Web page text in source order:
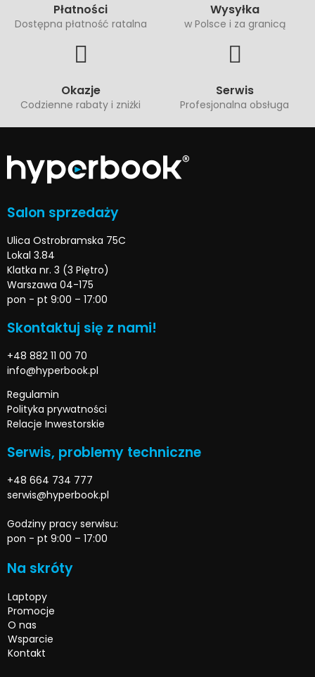
Płatności
Dostępna płatność ratalna
Wysyłka
w Polsce i za granicą
Okazje
Codzienne rabaty i zniżki
Serwis
Profesjonalna obsługa
Salon sprzedaży
Ulica Ostrobramska 75C
Lokal 3.84
Klatka nr. 3 (3 Piętro)
Warszawa 04-175
pon - pt 9:00 – 17:00
Skontaktuj się z nami!
+48 882 11 00 70
info@hyperbook.pl
Regulamin
Polityka prywatności
Relacje Inwestorskie
Serwis, problemy techniczne
+48 664 734 777
serwis@hyperbook.pl
Godziny pracy serwisu:
pon - pt 9:00 – 17:00
Na skróty
Laptopy
Promocje
O nas
Wsparcie
Kontakt